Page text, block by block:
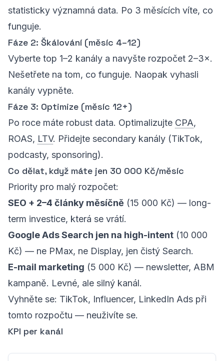
statisticky významná data. Po 3 měsících víte, co
funguje.
Fáze 2: Škálování (měsíc 4–12)
Vyberte top 1–2 kanály a navyšte rozpočet 2–3×.
Nešetřete na tom, co funguje. Naopak vyhasli
kanály vypněte.
Fáze 3: Optimize (měsíc 12+)
Po roce máte robust data. Optimalizujte CPA,
ROAS, LTV. Přidejte secondary kanály (TikTok,
podcasty, sponsoring).
Co dělat, když máte jen 30 000 Kč/měsíc
Priority pro malý rozpočet:
SEO + 2–4 články měsíčně (15 000 Kč) — long-
term investice, která se vrátí.
Google Ads Search jen na high-intent (10 000
Kč) — ne PMax, ne Display, jen čistý Search.
E-mail marketing (5 000 Kč) — newsletter, ABM
kampaně. Levné, ale silný kanál.
Vyhněte se: TikTok, Influencer, LinkedIn Ads při
tomto rozpočtu — neuživíte se.
KPI per kanál